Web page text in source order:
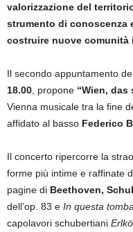
valorizzazione del
strumento di conoscenza
costruire nuove comunità
Il secondo appuntamento
18.00 , propone “Wien, das
Vienna musicale tra la fine
affidato al basso Federico
Il concerto ripercorre la
forme più intime e raffinate
pagine di Beethoven,
dell’op. 83 e In questa
capolavori schubertiani